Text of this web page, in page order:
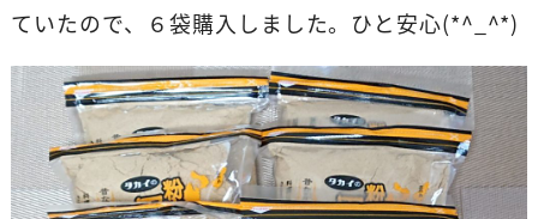
ていたので、６袋購入しました。ひと安心(*^_^*)